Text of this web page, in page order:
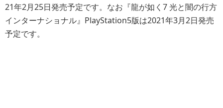
21年2月25日発売予定です。なお『龍が如く7 光と闇の行方
インターナショナル』PlayStation5版は2021年3月2日発売
予定です。